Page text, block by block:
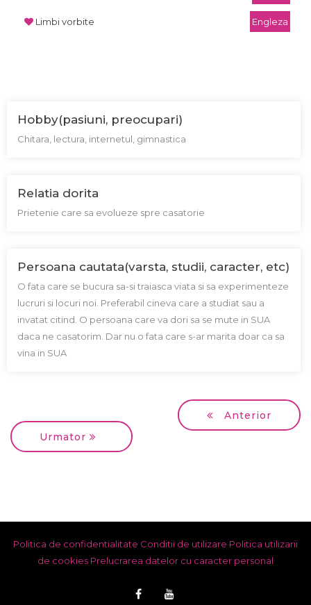
Limbi vorbite Engleza
Hobby(pasiuni, preocupari)
Chitara, lectura, internetul, gimnastica
Relatia dorita
Prietenie care sa evolueze spre casatorie
Persoana cautata(varsta, studii, caracter, etc)
O fata care se bucura sa-si traiasca viata si sa experimenteze
lucruri si locuri noi. Preferabil cineva care a studiat sau a
invatat citind. O persoana care va dori sa se mute in SUA
daca ne casatorim. Dar nu o fata care s-ar marita doar ca sa
vina in SUA
Anterior
Urmator
Politica de confidentialitate Conditii de utilizare Politica utilizarii
de cookies Prelucrarea datelor cu caracter personal